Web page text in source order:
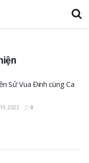
Sử Vua Đinh cùng Ca
2022 0